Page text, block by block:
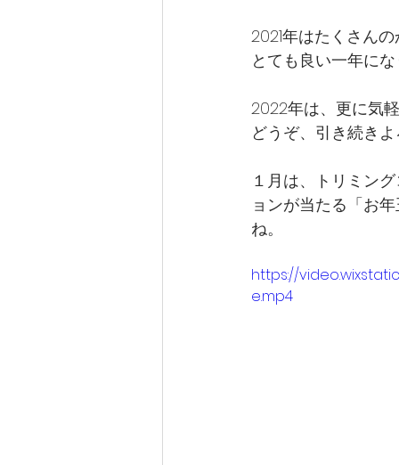
2021年はたくさん
とても良い一年に
2022年は、更に気
どうぞ、引き続き
１月は、トリミン
ョンが当たる「お
ね。
https://
e.mp4